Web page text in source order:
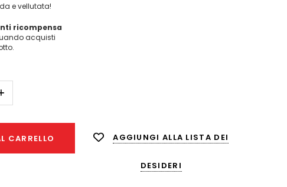
e vellutata!
ricompensa
acquisti
quantità:
CARRELLO AGGIUNGI ALLA LISTA DEI
DESIDERI